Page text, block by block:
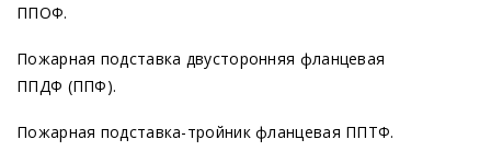
ППОФ.
Пожарная подставка двусторонняя фланцевая
ППДФ (ППФ).
Пожарная подставка-тройник фланцевая ППТФ.